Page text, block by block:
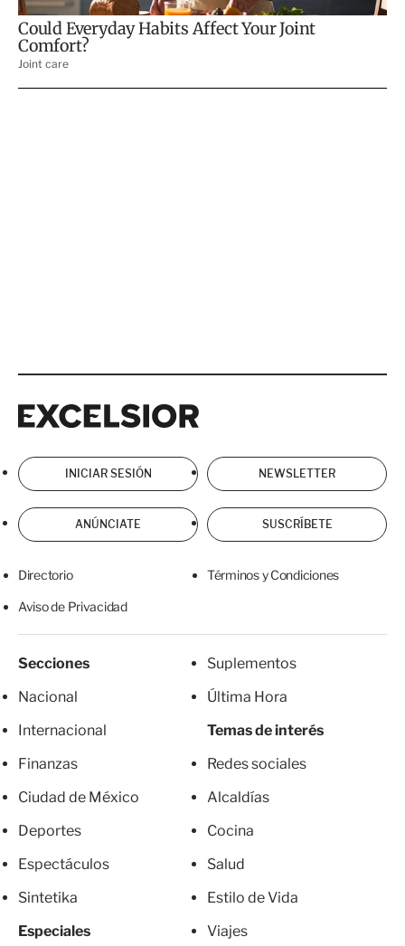
INICIAR SESIÓN NEWSLETTER
ANÚNCIATE SUSCRÍBETE
Directorio Términos y Condiciones
Aviso de Privacidad
Secciones
Nacional
Internacional
Finanzas
Ciudad de México
Deportes
Espectáculos
Sintetika
Especiales
Suplementos
Última Hora
Temas de interés
Redes sociales
Alcaldías
Cocina
Salud
Estilo de Vida
Viajes